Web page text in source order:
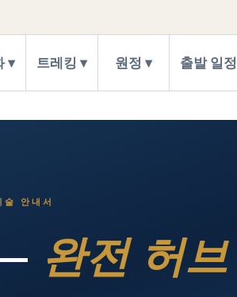
트레킹 원정 출발 일정
안내서
완전 허브